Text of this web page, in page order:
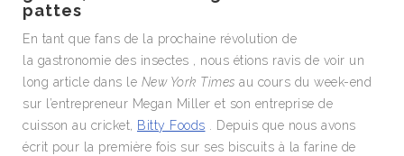
pattes
En tant que fans de la prochaine révolution de
la gastronomie des insectes , nous étions ravis de voir un
long article dans le New York Times au cours du week-end
sur l’entrepreneur Megan Miller et son entreprise de
cuisson au cricket, Bitty Foods . Depuis que nous avons
écrit pour la première fois sur ses biscuits à la farine de